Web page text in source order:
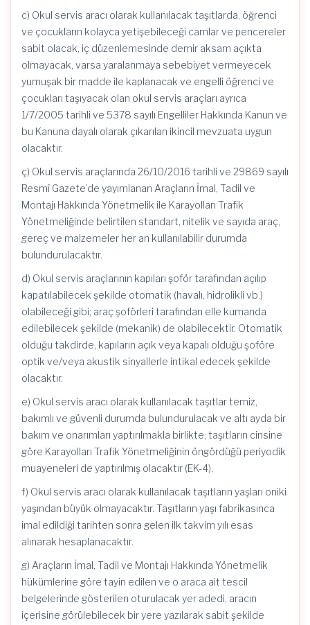
c) Okul servis aracı olarak kullanılacak taşıtlarda, öğrenci
ve çocukların kolayca yetişebileceği camlar ve pencereler
sabit olacak, iç düzenlemesinde demir aksam açıkta
olmayacak, varsa yaralanmaya sebebiyet vermeyecek
yumuşak bir madde ile kaplanacak ve engelli öğrenci ve
çocukları taşıyacak olan okul servis araçları ayrıca
1/7/2005 tarihli ve 5378 sayılı Engelliler Hakkında Kanun ve
bu Kanuna dayalı olarak çıkarılan ikincil mevzuata uygun
olacaktır.
ç) Okul servis araçlarında 26/10/2016 tarihli ve 29869 sayılı
Resmî Gazete’de yayımlanan Araçların İmal, Tadil ve
Montajı Hakkında Yönetmelik ile Karayolları Trafik
Yönetmeliğinde belirtilen standart, nitelik ve sayıda araç,
gereç ve malzemeler her an kullanılabilir durumda
bulundurulacaktır.
d) Okul servis araçlarının kapıları şoför tarafından açılıp
kapatılabilecek şekilde otomatik (havalı, hidrolikli vb.)
olabileceği gibi; araç şoförleri tarafından elle kumanda
edilebilecek şekilde (mekanik) de olabilecektir. Otomatik
olduğu takdirde, kapıların açık veya kapalı olduğu şoföre
optik ve/veya akustik sinyallerle intikal edecek şekilde
olacaktır.
e) Okul servis aracı olarak kullanılacak taşıtlar temiz,
bakımlı ve güvenli durumda bulundurulacak ve altı ayda bir
bakım ve onarımları yaptırılmakla birlikte; taşıtların cinsine
göre Karayolları Trafik Yönetmeliğinin öngördüğü periyodik
muayeneleri de yaptırılmış olacaktır (EK-4).
f) Okul servis aracı olarak kullanılacak taşıtların yaşları oniki
yaşından büyük olmayacaktır. Taşıtların yaşı fabrikasınca
imal edildiği tarihten sonra gelen ilk takvim yılı esas
alınarak hesaplanacaktır.
g) Araçların İmal, Tadil ve Montajı Hakkında Yönetmelik
hükümlerine göre tayin edilen ve o araca ait tescil
belgelerinde gösterilen oturulacak yer adedi, aracın
içerisine görülebilecek bir yere yazılarak sabit şekilde